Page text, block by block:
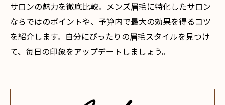
サロンの魅力を徹底比較。メンズ眉毛に特化したサロン
ならではのポイントや、予算内で最大の効果を得るコツ
を紹介します。自分にぴったりの眉毛スタイルを見つけ
て、毎日の印象をアップデートしましょう。